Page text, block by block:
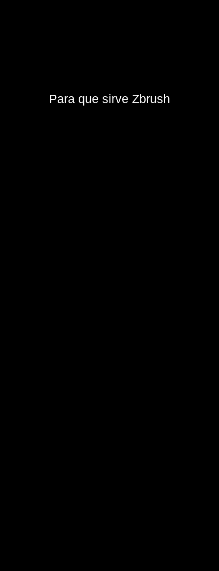
Para que sirve Zbrush